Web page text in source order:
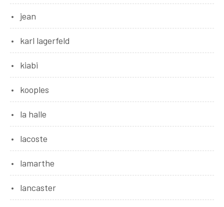
jean
karl lagerfeld
kiabi
kooples
la halle
lacoste
lamarthe
lancaster